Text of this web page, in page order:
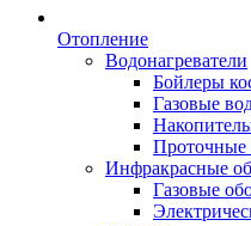
Отопление
Водонагреватели
Бойлеры
Газовые
Проточные
Инфракрасные
Газовые